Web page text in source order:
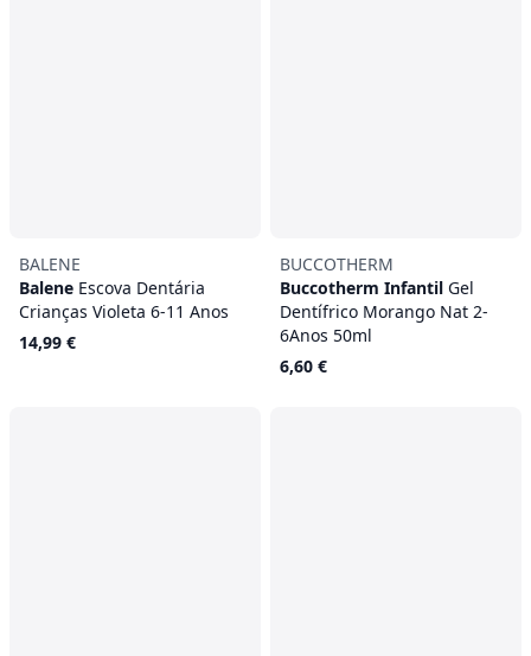
BALENE
Balene Escova Dentária
Crianças Violeta 6-11 Anos
14,99 €
BUCCOTHERM
Buccotherm Infantil Gel
Dentífrico Morango Nat 2-
6Anos 50ml
6,60 €